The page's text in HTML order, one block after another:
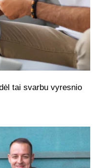
tai svarbu vyresnio